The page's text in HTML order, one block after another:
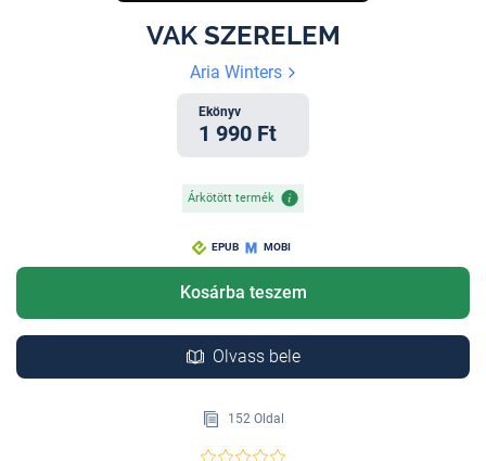
VAK SZERELEM
Aria Winters
Ekönyv
1 990 Ft
Árkötött termék
EPUB MOBI
Kosárba teszem
Olvass bele
152 Oldal